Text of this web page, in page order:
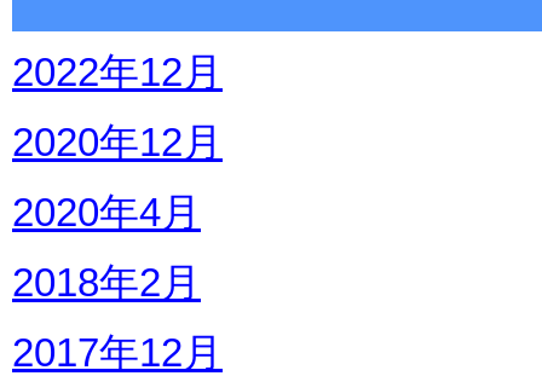
2022年12月
2020年12月
2020年4月
2018年2月
2017年12月